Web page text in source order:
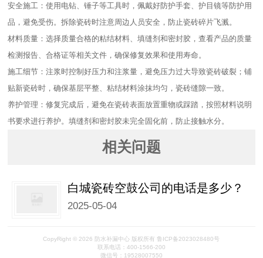
安全施工：使用电钻、锤子等工具时，佩戴好防护手套、护目镜等防护用
品，避免受伤。拆除瓷砖时注意周边人员安全，防止瓷砖碎片飞溅。​
材料质量：选择质量合格的粘结材料、填缝剂和密封胶，查看产品的质量
检测报告、合格证等相关文件，确保修复效果和使用寿命。​
施工细节：注浆时控制好压力和注浆量，避免压力过大导致瓷砖破裂；铺
贴新瓷砖时，确保基层平整、粘结材料涂抹均匀，瓷砖缝隙一致。​
养护管理：修复完成后，避免在瓷砖表面放置重物或踩踏，按照材料说明
书要求进行养护。填缝剂和密封胶未完全固化前，防止接触水分。
相关问题
白城瓷砖空鼓公司的电话是多少？
2025-05-04
CopyRight © 2026 防水补漏中心 版权所有 鲁ICP备2023028480号
联系电话：400-1566-200
微信号：19528007550